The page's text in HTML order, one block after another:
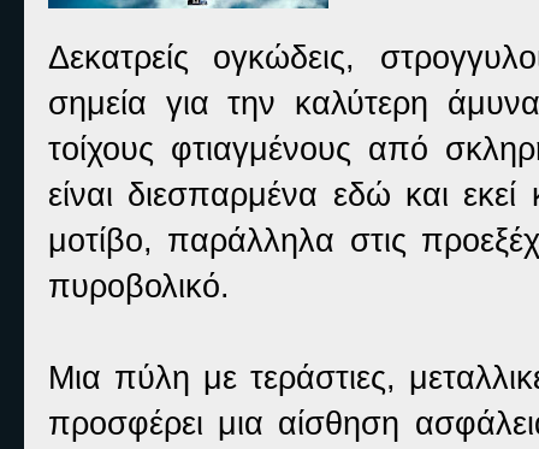
Δεκατρείς ογκώδεις,
σημεία για την καλύτερη
τοίχους φτιαγμένους από
είναι διεσπαρμένα εδώ και
μοτίβο, παράλληλα στις
πυροβολικό.
Μια πύλη με τεράστιες,
προσφέρει μια αίσθηση